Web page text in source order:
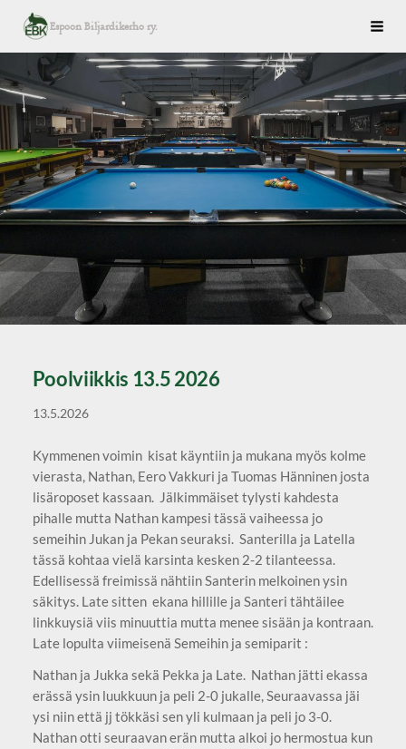
Siirry
sivun
sisältöön
Espoon Biljardikerho ry.
Poolviikkis 13.5 2026
13.5.2026
Kymmenen voimin kisat käyntiin ja mukana myös kolme
vierasta, Nathan, Eero Vakkuri ja Tuomas Hänninen josta
lisäroposet kassaan. Jälkimmäiset tylysti kahdesta
pihalle mutta Nathan kampesi tässä vaiheessa jo
semeihin Jukan ja Pekan seuraksi. Santerilla ja Latella
tässä kohtaa vielä karsinta kesken 2-2 tilanteessa.
Edellisessä freimissä nähtiin Santerin melkoinen ysin
säkitys. Late sitten ekana hillille ja Santeri tähtäilee
linkkuysiä viis minuuttia mutta menee sisään ja kontraan.
Late lopulta viimeisenä Semeihin ja semiparit :
Nathan ja Jukka sekä Pekka ja Late. Nathan jätti ekassa
erässä ysin luukkuun ja peli 2-0 jukalle, Seuraavassa jäi
ysi niin että jj tökkäsi sen yli kulmaan ja peli jo 3-0.
Nathan otti seuraavan erän mutta alkoi jo hermostua kun